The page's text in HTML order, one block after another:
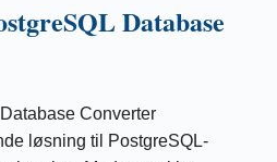
Database
Converter
løsning til PostgreSQL-